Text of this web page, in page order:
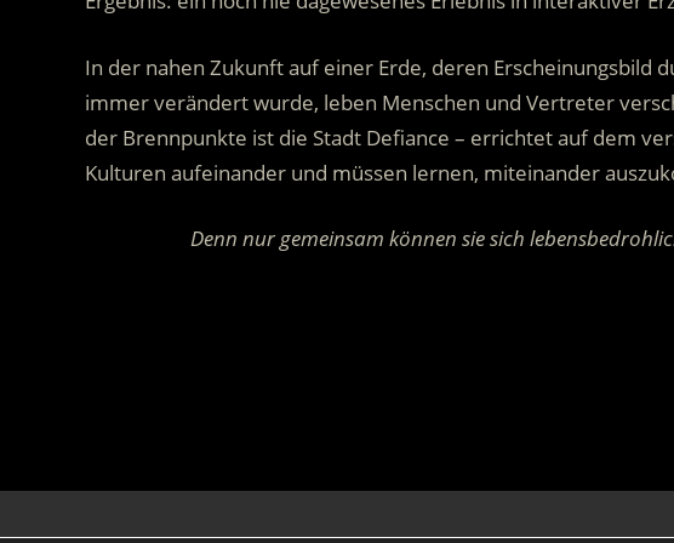
In der nahen Zukunft auf einer Erde, deren Erscheinungsbild
immer verändert wurde, leben Menschen und Vertreter
der Brennpunkte ist die Stadt Defiance – errichtet auf dem
Kulturen aufeinander und müssen lernen, miteinander
Denn nur gemeinsam können sie sich